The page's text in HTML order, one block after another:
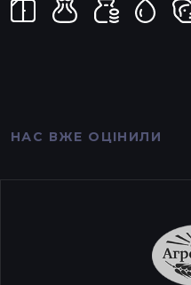
НАС ВЖЕ ОЦІНИЛИ